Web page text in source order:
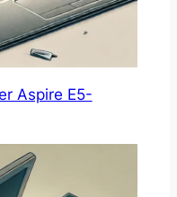
Aspire E5-